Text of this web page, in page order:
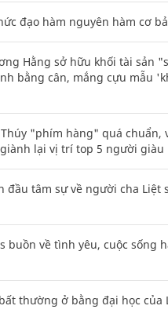
đạo hàm nguyên hàm cơ
Hằng sở hữu khối tài sản
bằng cân, mắng cựu mẫu
"phím hàng" quá chuẩn,
lại vị trí top 5 người giàu
đầu tâm sự về người cha Liệt
buồn về tình yêu, cuộc sống
thường ở bằng đại học của